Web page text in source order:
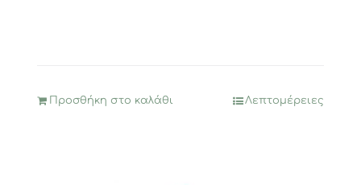
Προσθήκη στο καλάθι Λεπτομέρειες